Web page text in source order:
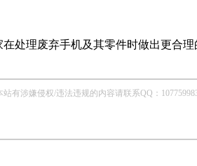
处理废弃手机及其零件时做出更合
涉嫌侵权/违法违规的内容请联系QQ：